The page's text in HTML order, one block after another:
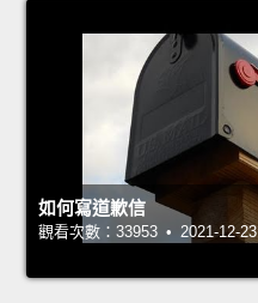
如何寫道歉信
觀看次數：33953 • 2021-12-23